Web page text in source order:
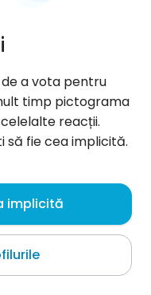
mi towarzyszyła
a vota pentru
timp pictograma
reacții.
să fie cea implicită.
implicită